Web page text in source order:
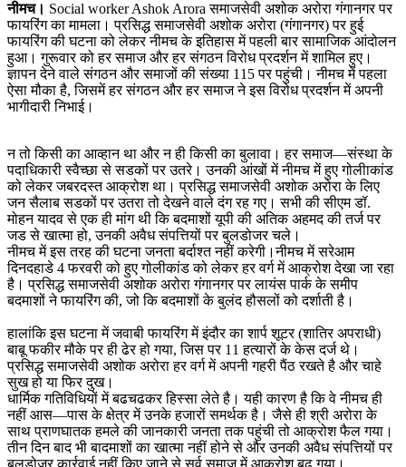
नीमच। Social worker Ashok Arora समाजसेवी अशोक अरोरा गंगानगर पर
फायरिंग का मामला। प्रसिद्ध समाजसेवी अशोक अरोरा (गंगानगर) पर हुई
फायरिंग की घटना को लेकर नीमच के इतिहास में पहली बार सामाजिक आंदोलन
हुआ। गुरूवार को हर समाज और हर संगठन विरोध प्रदर्शन में शामिल हुए।
ज्ञापन देने वाले संगठन और समाजों की संख्या 115 पर पहुंची। नीमच में पहला
ऐसा मौका है, जिसमें हर संगठन और हर समाज ने इस विरोध प्रदर्शन में अपनी
भागीदारी निभाई।
न तो किसी का आव्हान था और न ही किसी का बुलावा। हर समाज—संस्था के
पदाधिकारी स्वैच्छा से सडकों पर उतरे। उनकी आंखों में नीमच में हुए गोलीाकांड
को लेकर जबरदस्त आक्रोश था। प्रसिद्ध समाजसेवी अशोक अरोरा के लिए
जन सैलाब सडकों पर उतरा तो देखने वाले दंग रह गए। सभी की सीएम डॉ.
मोहन यादव से एक ही मांग थी कि बदमाशों यूपी की अतिक अहमद की तर्ज पर
जड से खात्मा हो, उनकी अवैध संपत्तियों पर बुलडोजर चले।
नीमच में इस तरह की घटना जनता बर्दाश्त नहीं करेगी।नीमच में सरेआम
दिनदहाडे 4 फरवरी को हुए गोलीकांड को लेकर हर वर्ग में आक्रोश देखा जा रहा
है। प्रसिद्ध समाजसेवी अशोक अरोरा गंगानगर पर लायंस पार्क के समीप
बदमाशों ने फायरिंग की, जो कि बदमाशों के बुलंद हौसलों को दर्शाती है।
हालांकि इस घटना में जवाबी फायरिंग में इंदौर का शार्प शूटर (शातिर अपराधी)
बाबू फकीर मौके पर ही ढेर हो गया, जिस पर 11 हत्यारों के केस दर्ज थे।
प्रसिद्ध समाजसेवी अशोक अरोरा हर वर्ग में अपनी गहरी पैंठ रखते है और चाहे
सुख हो या फिर दुख।
धार्मिक गतिविधियों में बढचढकर हिस्सा लेते है। यही कारण है कि वे नीमच ही
नहीं आस—पास के क्षेत्र में उनके हजारों समर्थक है। जैसे ही श्री अरोरा के
साथ प्राणघातक हमले की जानकारी जनता तक पहुंची तो आक्रोश फैल गया।
तीन दिन बाद भी बादमाशों का खात्मा नहीं होने से और उनकी अवैध संपत्तियों पर